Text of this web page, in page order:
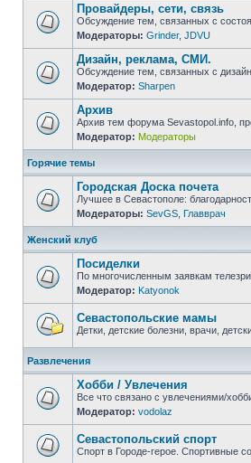
сообщений
Нет
непрочитанных
сообщений
Провайдеры, сети, связь
Обсуждение тем, связанных с
Модераторы: Grinder, JDVU
Нет
непрочитанных
сообщений
Дизайн, реклама, СМИ.
Обсуждение тем, связанных с
Модератор: Sharpen
Нет
непрочитанных
сообщений
Архив
Архив тем форума Sevastopol.info,
Модератор: Модераторы
Горячие темы
Нет
непрочитанных
сообщений
Городская Доска почета
Лучшее в Севастополе:
Модераторы: SevGS Главврач
Женский клуб
Нет
непрочитанных
сообщений
Посиделки
По многочисленным заявкам
Модератор: Katyonok
непрочитанных
сообщений
Севастопольские мамы
Детки, детские болезни, врачи,
Развлечения
Нет
непрочитанных
сообщений
Хобби / Увлечения
Все что связано с увлечениями/
Модератор: vodolaz
Севастопольский спорт
Спорт в Городе-герое. Спортивные